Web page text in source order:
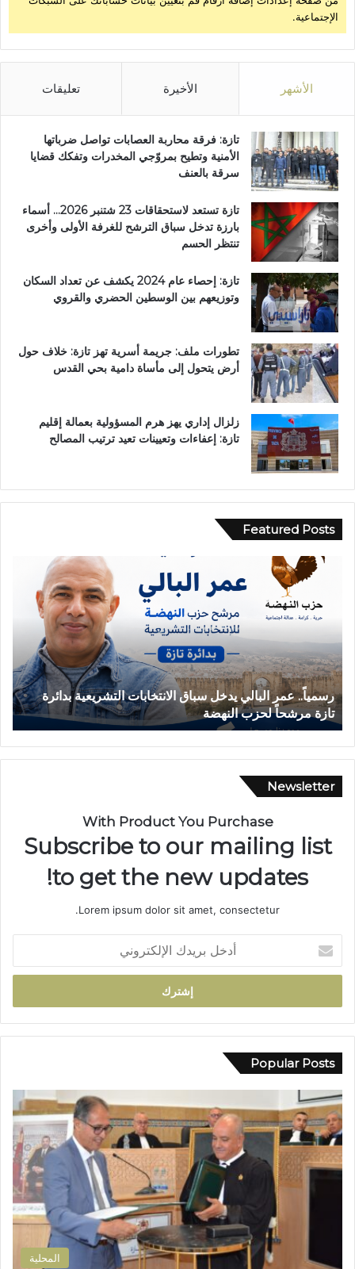
ة
الإجتماعية.
الأشهر الأخيرة تعليقات
تازة: فرقة محاربة العصابات تواصل ضرباتها
الأمنية وتطيح بمروّجي المخدرات وتفكك قضايا
سرقة بالعنف
تازة تستعد لاستحقاقات 23 شتنبر 2026… أسماء
بارزة تدخل سباق الترشح للغرفة الأولى وأخرى
تنتظر الحسم
تازة: إحصاء عام 2024 يكشف عن تعداد السكان
وتوزيعهم بين الوسطين الحضري والقروي
تطورات ملف: جريمة أسرية تهز تازة: خلاف حول
أرض يتحول إلى مأساة دامية بحي القدس
زلزال إداري يهز هرم المسؤولية بعمالة إقليم
تازة: إعفاءات وتعيينات تعيد ترتيب المصالح
Featured Posts
التشريعية بدائرة
ث
ة
ا
ن
ق
ل
ا
ب
س
ي
ة
ب
د
ا
أ
ل
م
ا
ب
إ
ل
ا
ح
ا
حادثة انقلاب سيارة بدوار أيلمام تجدد
بجماعة بني لنت
Newsletter
With Product You Purchase
Subscribe to our mailing list
to get the new updates!
Lorem ipsum dolor sit amet, consectetur.
خ
ب
ر
ك
ا
ل
إ
ل
ك
Popular Posts
المحلية